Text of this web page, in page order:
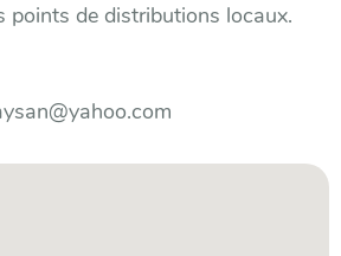
points de distributions locaux.